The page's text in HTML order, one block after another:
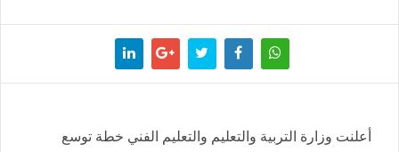
أعلنت وزارة التربية والتعليم والتعليم الفني خطة توسع